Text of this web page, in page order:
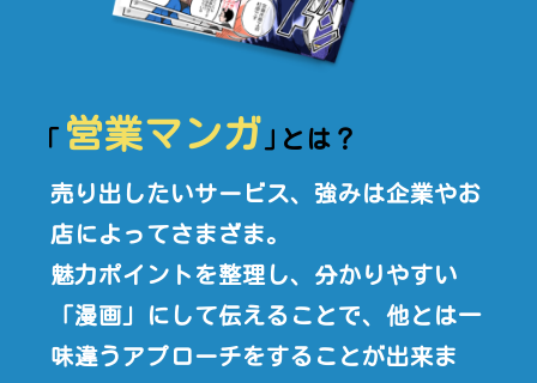
｢ 営業マンガ ｣ とは？
売り出したいサービス、強みは企業やお
店によってさまざま。
魅力ポイントを整理し、分かりやすい
「漫画」にして伝えることで、他とは一
味違うアプローチをすることが出来ま